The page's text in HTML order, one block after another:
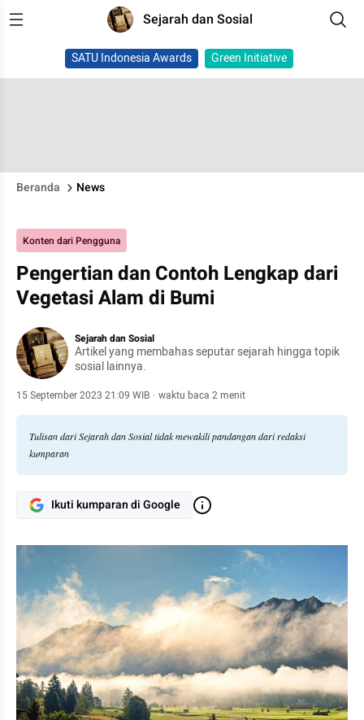
Sejarah dan Sosial
SATU Indonesia Awards Green Initiative
Beranda News
Konten dari Pengguna
Pengertian dan Contoh Lengkap dari
Vegetasi Alam di Bumi
Sejarah dan Sosial
Artikel yang membahas seputar sejarah hingga topik
sosial lainnya.
15 September 2023 21:09 WIB · waktu baca 2 menit
Tulisan dari Sejarah dan Sosial tidak mewakili pandangan dari redaksi
kumparan
Ikuti kumparan di Google